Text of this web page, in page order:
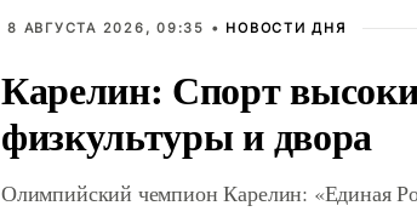
8 АВГУСТА 2026, 09:35 • НОВОСТИ ДНЯ
Карелин: Спорт
физкультуры и двора
Олимпийский чемпион Карелин: «Единая